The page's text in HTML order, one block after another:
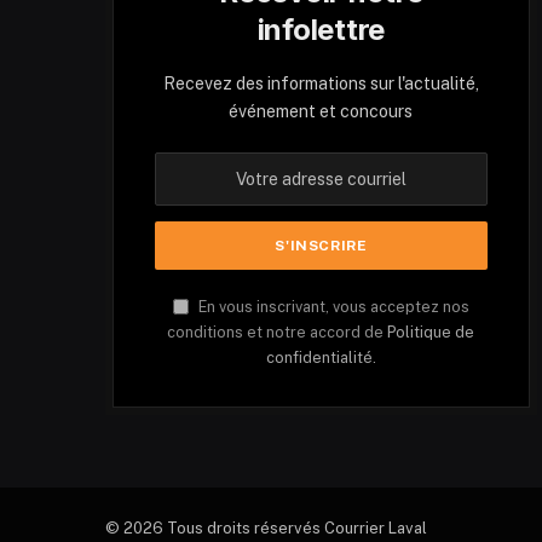
infolettre
Recevez des informations sur l'actualité,
événement et concours
En vous inscrivant, vous acceptez nos
conditions et notre accord de Politique de
confidentialité.
© 2026 Tous droits réservés Courrier Laval